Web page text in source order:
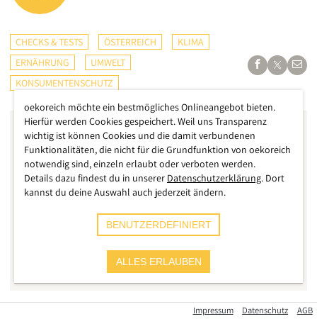
CHECKS & TESTS ÖSTERREICH
KLIMA
ERNÄHRUNG
UMWELT
KONSUMENTENSCHUTZ
Impressum Datenschutz AGB
oekoreich möchte ein bestmögliches Onlineangebot bieten.
Hierfür werden Cookies gespeichert. Weil uns Transparenz
wichtig ist können Cookies und die damit verbundenen
Funktionalitäten, die nicht für die Grundfunktion von oekoreich
notwendig sind, einzeln erlaubt oder verboten werden.
Details dazu findest du in unserer Datenschutzerklärung. Dort
kannst du deine Auswahl auch jederzeit ändern.
BENUTZERDEFINIERT
ALLES ERLAUBEN